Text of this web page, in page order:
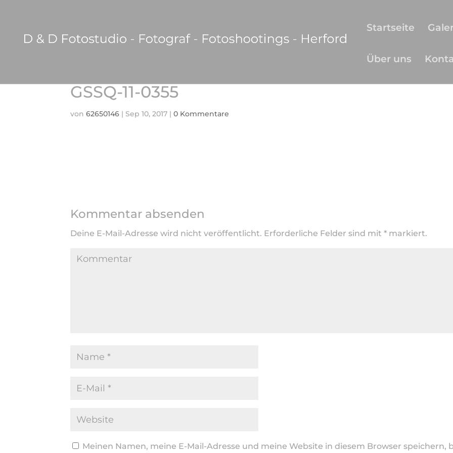
Startseite
Über uns
GSSQ-11-0355
von 62650146 | Sep 10, 2017 | 0 Kommentare
Kommentar absenden
Deine E-Mail-Adresse wird nicht veröffentlicht. Erforderliche Felder sind mit * markiert.
Meinen Namen, meine E-Mail-Adresse und meine Website in diesem Browser speichern,